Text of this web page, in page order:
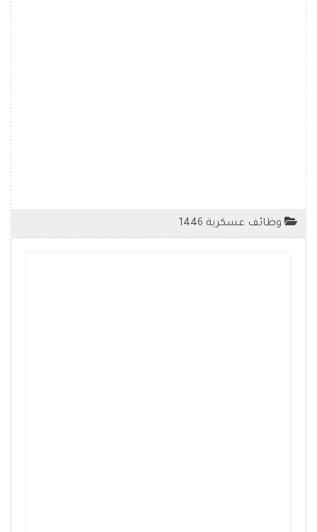
وظائف عسكرية 1446